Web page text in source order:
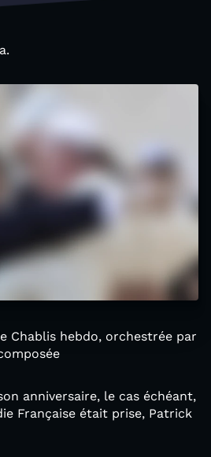
Chablis hebdo, orchestrée par
anniversaire, le cas échéant,
Française était prise, Patrick